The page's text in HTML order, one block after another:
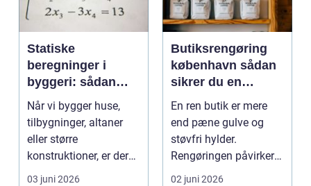
Statiske
beregninger i
byggeri: sådan
skaber de
sikkerhed og
tryghed
Når vi bygger huse,
tilbygninger, altaner
eller større
konstruktioner, er der
én ting, der altid ska...
03 juni 2026
Butiksrengøring
københavn sådan
sikrer du en
indbydende butik
hver dag
En ren butik er mere
end pæne gulve og
støvfri hylder.
Rengøringen påvirker
kundernes
02 juni 2026